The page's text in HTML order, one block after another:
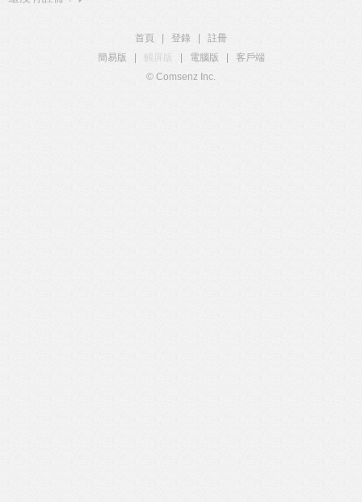
首頁 登錄
註冊
簡易版
觸屏版 電腦版
客戶端
© Comsenz Inc.